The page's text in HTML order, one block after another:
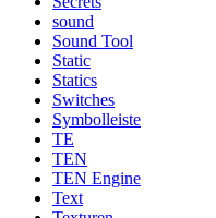
sound
Sound Tool
Static
Statics
Switches
Symbolleiste
TE
TEN
TEN Engine
Text